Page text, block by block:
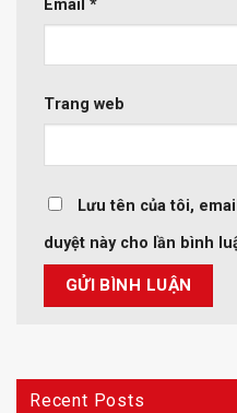
Email *
Trang web
Lưu tên của tôi,
duyệt này cho lần bình
Recent Posts